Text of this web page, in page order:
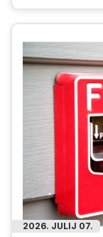
2026. JULIJ 07.